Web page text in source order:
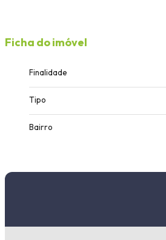
Ficha do imóvel
Finalidade
Tipo
Bairro